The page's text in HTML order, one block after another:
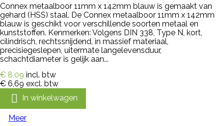
Connex metaalboor 11mm x 142mm blauw is gemaakt van
gehard (HSS) staal. De Connex metaalboor 11mm x 142mm
blauw is geschikt voor verschillende soorten metaal en
kunststoffen. Kenmerken: Volgens DIN 338, Type N, kort,
cilindrisch, rechtssnijdend, in massief materiaal,
precisiegeslepen, uitermate langelevensduur,
schachtdiameter is gelijk aan...
€ 8,09 incl. btw
€ 6,69 excl. btw
 In winkelwagen
Meer